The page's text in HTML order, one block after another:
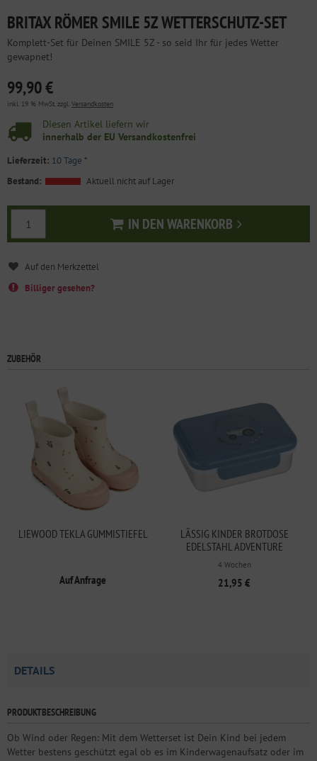
BRITAX RÖMER SMILE 5Z WETTERSCHUTZ-SET
Komplett-Set für Deinen SMILE 5Z - so seid Ihr für jedes Wetter
gewapnet!
99,90 €
inkl. 19 % MwSt. zzgl. Versandkosten
Diesen Artikel liefern wir
innerhalb der EU Versandkostenfrei
Lieferzeit: 10 Tage *
Bestand:
Aktuell nicht auf Lager
IN DEN WARENKORB
In den Warenkorb
Billiger gesehen?
ZUBEHÖR
LIEWOOD TEKLA GUMMISTIEFEL
Auf Anfrage
LÄSSIG KINDER BROTDOSE
EDELSTAHL ADVENTURE
TRAKTOR
4 Wochen
21,95 €
DETAILS
PRODUKTBESCHREIBUNG
Ob Wind oder Regen: Mit dem Wetterset ist Dein Kind bei jedem
Wetter bestens geschützt egal ob es im Kinderwagenaufsatz oder im